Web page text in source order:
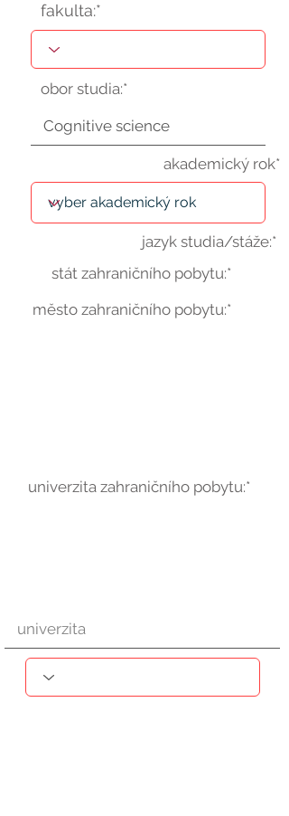
fakulta:*
obor studia:*
akademický rok*
jazyk studia/stáže:*
stát zahraničního pobytu:*
město zahraničního pobytu:*
univerzita zahraničního pobytu:*